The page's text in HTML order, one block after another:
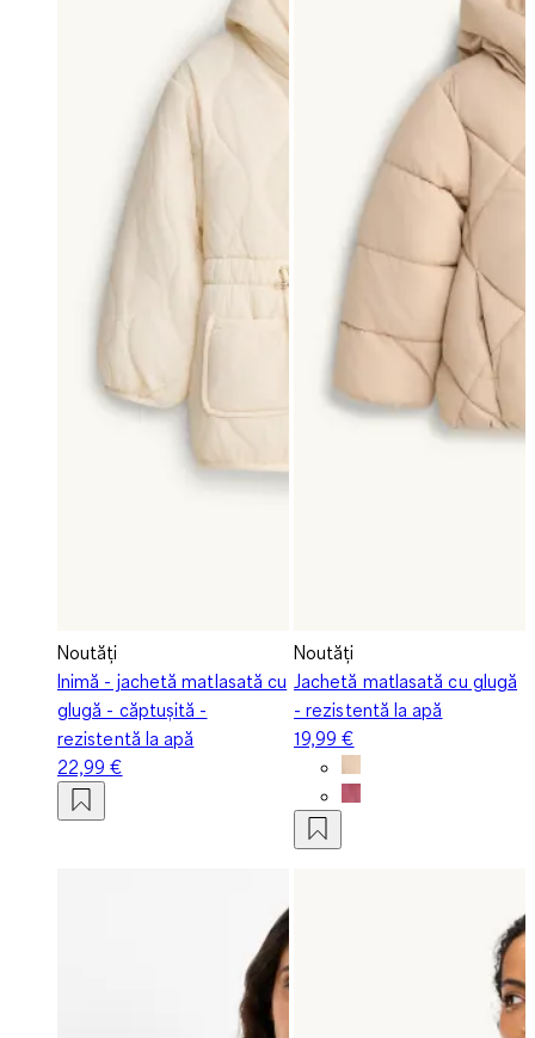
Noutăți
Inimă - jachetă matlasată cu
glugă - căptușită -
rezistentă la apă
22,99 €
Noutăți
Jachetă matlasată cu glugă
- rezistentă la apă
19,99 €